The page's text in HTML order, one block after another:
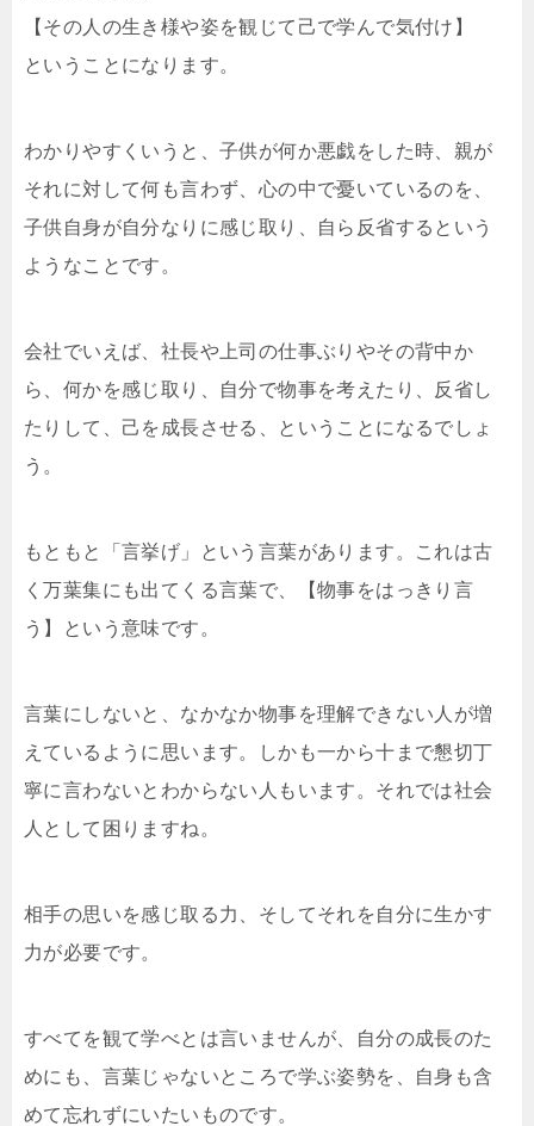
【その人の生き様や姿を観じて己で学んで気付け】
ということになります。
わかりやすくいうと、子供が何か悪戯をした時、親が
それに対して何も言わず、心の中で憂いているのを、
子供自身が自分なりに感じ取り、自ら反省するという
ようなことです。
会社でいえば、社長や上司の仕事ぶりやその背中か
ら、何かを感じ取り、自分で物事を考えたり、反省し
たりして、己を成長させる、ということになるでしょ
う。
もともと「言挙げ」という言葉があります。これは古
く万葉集にも出てくる言葉で、【物事をはっきり言
う】という意味です。
言葉にしないと、なかなか物事を理解できない人が増
えているように思います。しかも一から十まで懇切丁
寧に言わないとわからない人もいます。それでは社会
人として困りますね。
相手の思いを感じ取る力、そしてそれを自分に生かす
力が必要です。
すべてを観て学べとは言いませんが、自分の成長のた
めにも、言葉じゃないところで学ぶ姿勢を、自身も含
めて忘れずにいたいものです。